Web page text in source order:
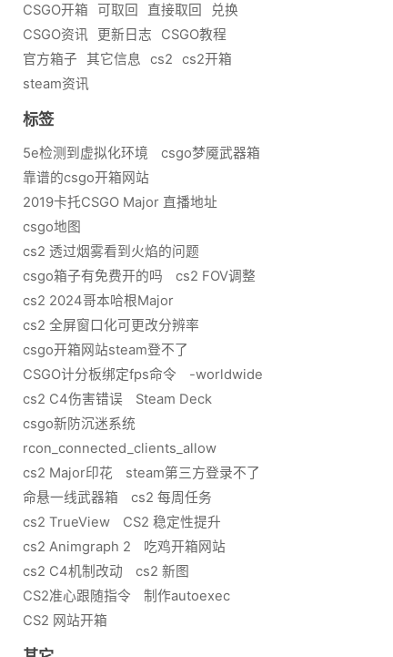
CSGO开箱 可取回 直接取回
兑换
CSGO资讯
更新日志
CSGO教程
官方箱子
其它信息 cs2
cs2开箱
steam资讯
标签
5e检测到虚拟化环境
csgo梦魇武器箱
靠谱的csgo开箱网站
2019卡托CSGO Major 直播地址
csgo地图
cs2 透过烟雾看到火焰的问题
csgo箱子有免费开的吗
cs2 FOV调整
cs2 2024哥本哈根Major
cs2 全屏窗口化可更改分辨率
csgo开箱网站steam登不了
CSGO计分板绑定fps命令
-worldwide
cs2 C4伤害错误
Steam Deck
csgo新防沉迷系统
rcon_connected_clients_allow
cs2 Major印花
steam第三方登录不了
命悬一线武器箱
cs2 每周任务
cs2 TrueView
CS2 稳定性提升
cs2 Animgraph 2
吃鸡开箱网站
cs2 C4机制改动
cs2 新图
CS2准心跟随指令
制作autoexec
CS2 网站开箱